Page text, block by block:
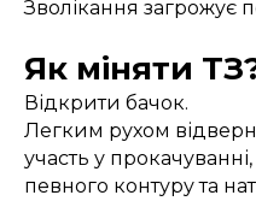
Зволікання загрожує
Як міняти
Відкрити бачок.
Легким рухом
участь у
певного контуру та